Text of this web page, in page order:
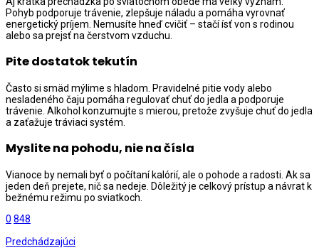
Pohyb podporuje trávenie, zlepšuje náladu a pomáha vyrovnať
energetický príjem. Nemusíte hneď cvičiť – stačí ísť von s rodinou
alebo sa prejsť na čerstvom vzduchu.
Pite dostatok tekutín
Často si smäd mýlime s hladom. Pravidelné pitie vody alebo
nesladeného čaju pomáha regulovať chuť do jedla a podporuje
trávenie. Alkohol konzumujte s mierou, pretože zvyšuje chuť do jedla
a zaťažuje tráviaci systém.
Myslite na pohodu, nie na čísla
Vianoce by nemali byť o počítaní kalórií, ale o pohode a radosti. Ak sa
jeden deň prejete, nič sa nedeje. Dôležitý je celkový prístup a návrat k
bežnému režimu po sviatkoch.
0 848
Predchádzajúci